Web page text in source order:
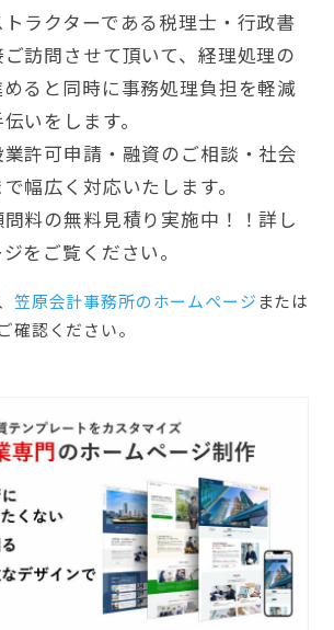
ラクターである税理士・行政書
訪問させて頂いて、経理処理の
ると同時に事務処理負担を軽減
いをします。
許可申請・融資のご相談・社会
幅広く対応いたします。
料の無料見積り実施中！！詳し
をご覧ください。
笠原会計事務所のホームぺージ または
確認ください。